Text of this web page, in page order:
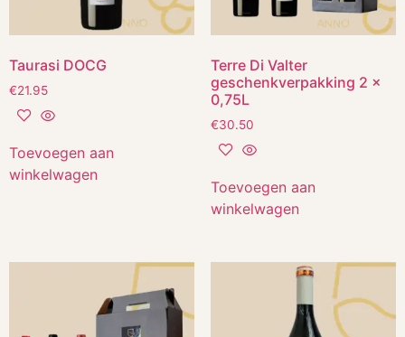
Taurasi DOCG
€21.95
Toevoegen aan
winkelwagen
Terre Di Valter
geschenkverpakking 2 x
0,75L
€30.50
Toevoegen aan
winkelwagen